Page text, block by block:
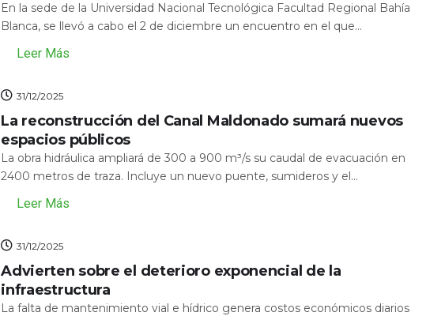
En la sede de la Universidad Nacional Tecnológica Facultad Regional Bahía
Blanca, se llevó a cabo el 2 de diciembre un encuentro en el que...
Leer Más
31/12/2025
La reconstrucción del Canal Maldonado sumará nuevos
espacios públicos
La obra hidráulica ampliará de 300 a 900 m³/s su caudal de evacuación en
2400 metros de traza. Incluye un nuevo puente, sumideros y el...
Leer Más
31/12/2025
Advierten sobre el deterioro exponencial de la
infraestructura
La falta de mantenimiento vial e hídrico genera costos económicos diarios